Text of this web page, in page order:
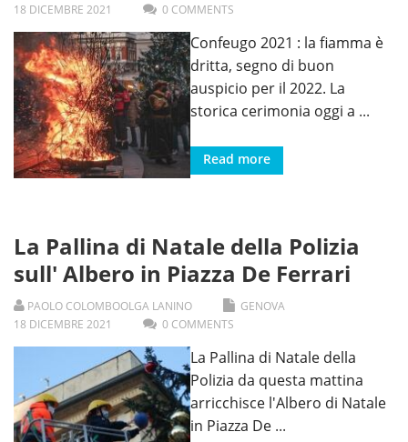
18 DICEMBRE 2021 0 COMMENTS
Confeugo 2021 : la fiamma è
dritta, segno di buon
auspicio per il 2022. La
storica cerimonia oggi a ...
Read more
La Pallina di Natale della Polizia
sull' Albero in Piazza De Ferrari
PAOLO COLOMBOOLGA LANINO
GENOVA
18 DICEMBRE 2021 0 COMMENTS
La Pallina di Natale della
Polizia da questa mattina
arricchisce l'Albero di Natale
in Piazza De ...